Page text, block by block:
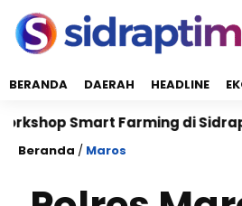
BERANDA DAERAH HEADLINE
Smart Farming di Sidrap
Beranda / Maros